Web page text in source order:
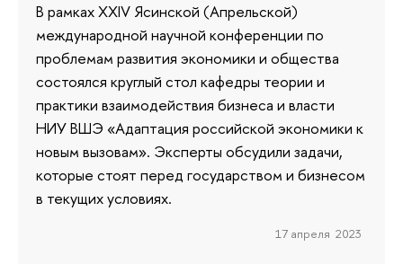
В рамках XXIV Ясинской (Апрельской)
международной научной конференции по
проблемам развития экономики и общества
состоялся круглый стол кафедры теории и
практики взаимодействия бизнеса и власти
НИУ ВШЭ «Адаптация российской экономики к
новым вызовам». Эксперты обсудили задачи,
которые стоят перед государством и бизнесом
в текущих условиях.
17 апреля 2023